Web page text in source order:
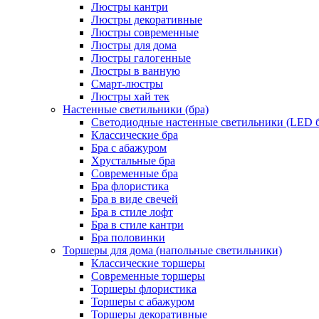
Люстры кантри
Люстры декоративные
Люстры современные
Люстры для дома
Люстры галогенные
Люстры в ванную
Смарт-люстры
Люстры хай тек
Настенные светильники (бра)
Светодиодные настенные светильники (LED
Классические бра
Бра с абажуром
Хрустальные бра
Современные бра
Бра флористика
Бра в виде свечей
Бра в стиле лофт
Бра в стиле кантри
Бра половинки
Торшеры для дома (напольные светильники)
Классические торшеры
Современные торшеры
Торшеры флористика
Торшеры с абажуром
Торшеры декоративные